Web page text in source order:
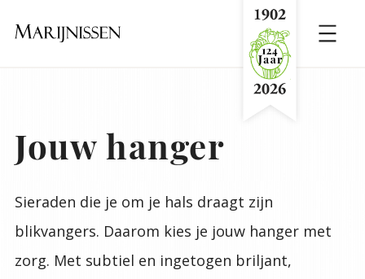
hoofdinhoud
Home
Jouw hanger
Sieraden die je om je hals draagt zijn
blikvangers. Daarom kies je jouw hanger met
zorg. Met subtiel en ingetogen briljant,